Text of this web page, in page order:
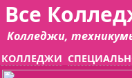
Все
Колледжи,
КОЛЛЕДЖИ